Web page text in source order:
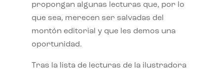
propongan algunas lecturas que, por lo
que sea, merecen ser salvadas del
montón editorial y que les demos una
oportunidad.
Tras la lista de lecturas de la ilustradora